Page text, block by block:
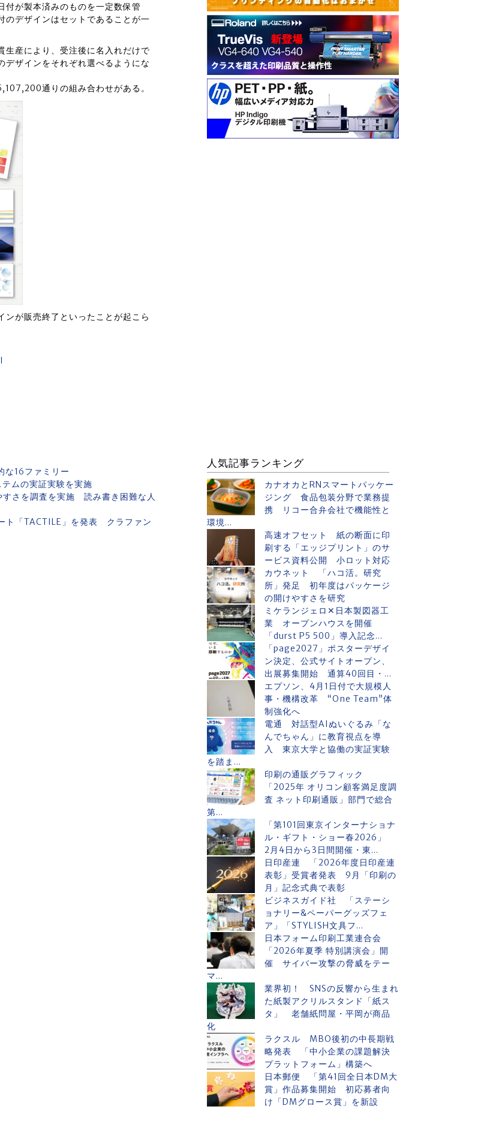
付が製本済みのものを一定数保管
のデザインはセットであることが一
生産により、受注後に名入れだけで
デザインをそれぞれ選べるようにな
通りの組み合わせがある。
が販売終了といったことが起こら
16ファミリー
ムの実証実験を実施
さを調査を実施 読み書き困難な人
ト「TACTILE」を発表 クラファン
人気記事ランキング
カナオカとRNスマートパッケー
ジング 食品包装分野で業務提
携 リコー合弁会社で機能性と
環境...
高速オフセット 紙の断面に印
刷する「エッジプリント」のサ
ービス資料公開 小ロット対応
カウネット 「ハコ活。研究
所」発足 初年度はパッケージ
の開けやすさを研究
ミケランジェロ✕日本製図器工
業 オープンハウスを開催
「durst P5 500」導入記念...
「page2027」ポスターデザイ
ン決定、公式サイトオープン、
出展募集開始 通算40回目・...
エプソン、4月1日付で大規模人
事・機構改革 “One Team”体
制強化へ
電通 対話型AIぬいぐるみ「な
んでちゃん」に教育視点を導
入 東京大学と協働の実証実験
を踏ま...
印刷の通販グラフィック
「2025年 オリコン顧客満足度調
査 ネット印刷通販」部門で総合
第...
「第101回東京インターナショナ
ル・ギフト・ショー春2026」
2月4日から3日間開催・東...
日印産連 「2026年度日印産連
表彰」受賞者発表 9月「印刷の
月」記念式典で表彰
ビジネスガイド社 「ステーシ
ョナリー&ペーパーグッズフェ
ア」「STYLISH文具フ...
日本フォーム印刷工業連合会
「2026年夏季 特別講演会」開
催 サイバー攻撃の脅威をテー
マ...
業界初！ SNSの反響から生まれ
た紙製アクリルスタンド「紙ス
タ」 老舗紙問屋・平岡が商品
化
ラクスル MBO後初の中長期戦
略発表 「中小企業の課題解決
プラットフォーム」構築へ
日本郵便 「第41回全日本DM大
賞」作品募集開始 初応募者向
け「DMグロース賞」を新設